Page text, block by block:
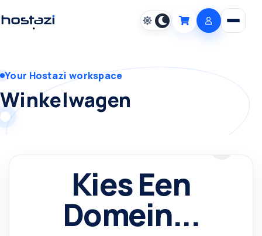
Cart Open
Your Hostazi workspace
Winkelwagen
Kies Een
Domein...